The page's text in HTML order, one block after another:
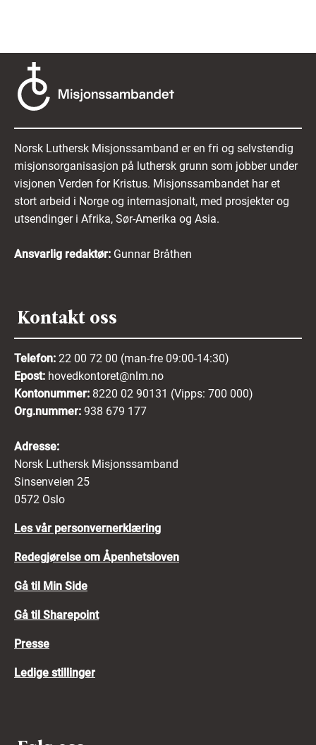
Norsk Luthersk Misjonssamband er en fri og selvstendig
misjonsorganisasjon på luthersk grunn som jobber under
visjonen Verden for Kristus. Misjonssambandet har et
stort arbeid i Norge og internasjonalt, med prosjekter og
utsendinger i Afrika, Sør-Amerika og Asia.
Ansvarlig redaktør: Gunnar Bråthen
Kontakt oss
Telefon: 22 00 72 00 (man-fre 09:00-14:30)
Epost: hovedkontoret@nlm.no
Kontonummer: 8220 02 90131 (Vipps: 700 000)
Org.nummer: 938 679 177
Adresse:
Norsk Luthersk Misjonssamband
Sinsenveien 25
0572 Oslo
Les vår personvernerklæring
Redegjørelse om Åpenhetsloven
Gå til Min Side
Gå til Sharepoint
Presse
Ledige stillinger